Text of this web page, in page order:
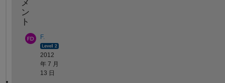
メ
ン
ト
F.
2012
年 7 月
13 日